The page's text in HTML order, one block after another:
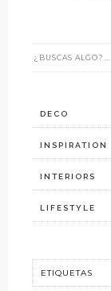
DECO
INSPIRATION
INTERIORS
LIFESTYLE